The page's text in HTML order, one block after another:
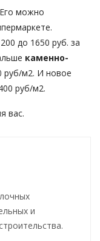
можно
до 1650 руб. за
каменно-
руб/м2. И новое
руб/м2.
вас.
и